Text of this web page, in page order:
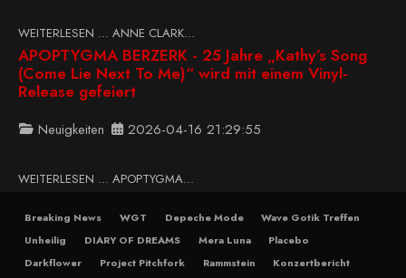
WEITERLESEN … ANNE CLARK...
APOPTYGMA BERZERK - 25 Jahre „Kathy’s Song
(Come Lie Next To Me)“ wird mit einem Vinyl-
Release gefeiert
Neuigkeiten 2026-04-16 21:29:55
WEITERLESEN … APOPTYGMA...
Breaking News WGT Depeche Mode
Wave Gotik Treffen
Unheilig
DIARY OF DREAMS Mera Luna
Placebo
Darkflower
Project Pitchfork Rammstein
Konzertbericht